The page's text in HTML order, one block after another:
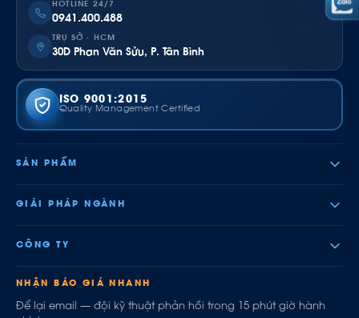
HOTLINE 24/7
0941.400.488
TRỤ SỞ · HCM
30D Phan Văn Sửu, P. Tân Bình
ISO 9001:2015
Quality Management Certified
SẢN PHẨM
GIẢI PHÁP NGÀNH
CÔNG TY
NHẬN BÁO GIÁ NHANH
Để lại email — đội kỹ thuật phản hồi trong 15 phút giờ hành